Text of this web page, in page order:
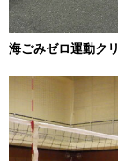
海ごみゼロ運動ク